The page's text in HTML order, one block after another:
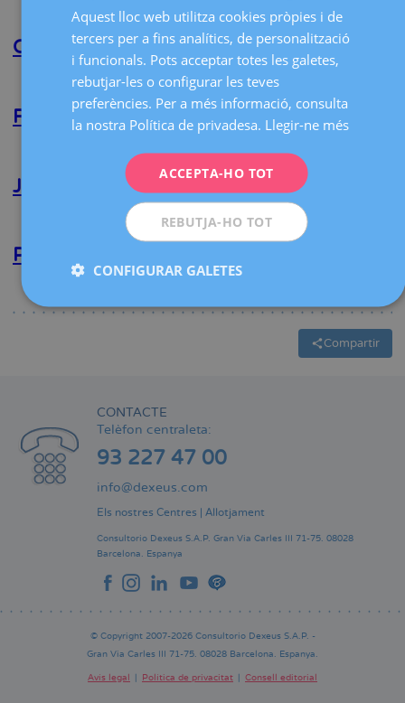
Llegeix méssobre
López
Sebastián
Carlota Vilarrubi Jorda
Llegeix méssobre
Carlota
Vilarrubi
Jorda
Rebeca Fernández Álvarez
sobre
Rebeca
Fernández
Álvarez
Jorge Ruiz Caballero
sobre
Jorge
Caballero
Pere N. Barri Soldevila
Pere
Compartir
CONTACTE
Telèfon centraleta:
93 227 47 00
info@dexeus.com
Els nostres Centres | Allotjament
Consultorio Dexeus S.A.P. Gran Via Carles III 71-75. 08028
Barcelona. Espanya
© Copyright 2007-2026 Consultorio Dexeus S.A.P. -
Gran Via Carles III 71-75. 08028 Barcelona. Espanya.
Avís legal Política de privacitat Consell editorial
SPANISH
CATALÀ
FRENCH
Aquest lloc web utilitza cookies pròpies i de
tercers per a fins analítics, de personalització
i funcionals. Pots acceptar totes les galetes,
rebutjar-les o configurar les teves
preferències. Per a més informació, consulta
la nostra Política de privadesa. Llegir-ne més
ACCEPTA-HO TOT
REBUTJA-HO TOT
CONFIGURAR GALETES